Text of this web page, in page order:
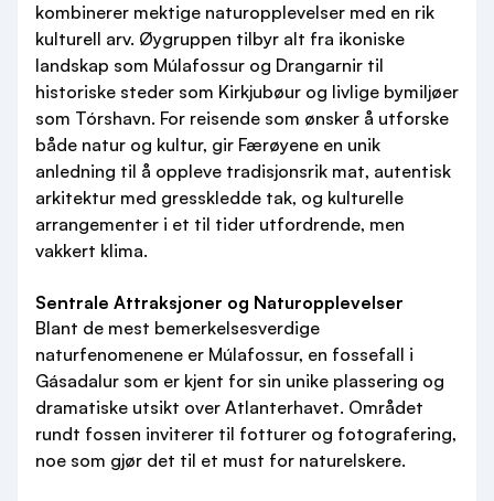
kombinerer mektige naturopplevelser med en rik
kulturell arv. Øygruppen tilbyr alt fra ikoniske
landskap som Múlafossur og Drangarnir til
historiske steder som Kirkjubøur og livlige bymiljøer
som Tórshavn. For reisende som ønsker å utforske
både natur og kultur, gir Færøyene en unik
anledning til å oppleve tradisjonsrik mat, autentisk
arkitektur med gresskledde tak, og kulturelle
arrangementer i et til tider utfordrende, men
vakkert klima.
Sentrale Attraksjoner og Naturopplevelser
Blant de mest bemerkelsesverdige
naturfenomenene er Múlafossur, en fossefall i
Gásadalur som er kjent for sin unike plassering og
dramatiske utsikt over Atlanterhavet. Området
rundt fossen inviterer til fotturer og fotografering,
noe som gjør det til et must for naturelskere.